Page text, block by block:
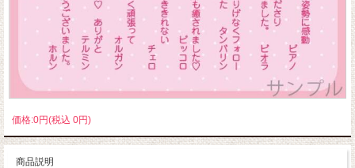
価格:0円(税込 0円)
商品説明